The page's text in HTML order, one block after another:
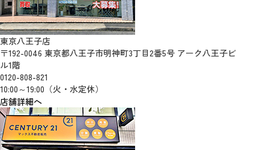
東京八王子店
〒192-0046 東京都八王子市明神町3丁目2番5号 アーク八王子ビ
ル1階
0120-808-821
10:00～19:00（火・水定休）
店舗詳細へ